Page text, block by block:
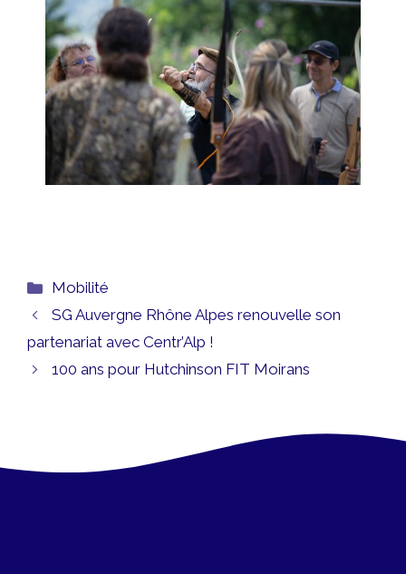
Catégories
Mobilité
SG Auvergne Rhône Alpes renouvelle son
partenariat avec Centr’Alp !
100 ans pour Hutchinson FIT Moirans